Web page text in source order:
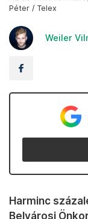
Péter / Telex
Weiler
Harminc
Belvárosi